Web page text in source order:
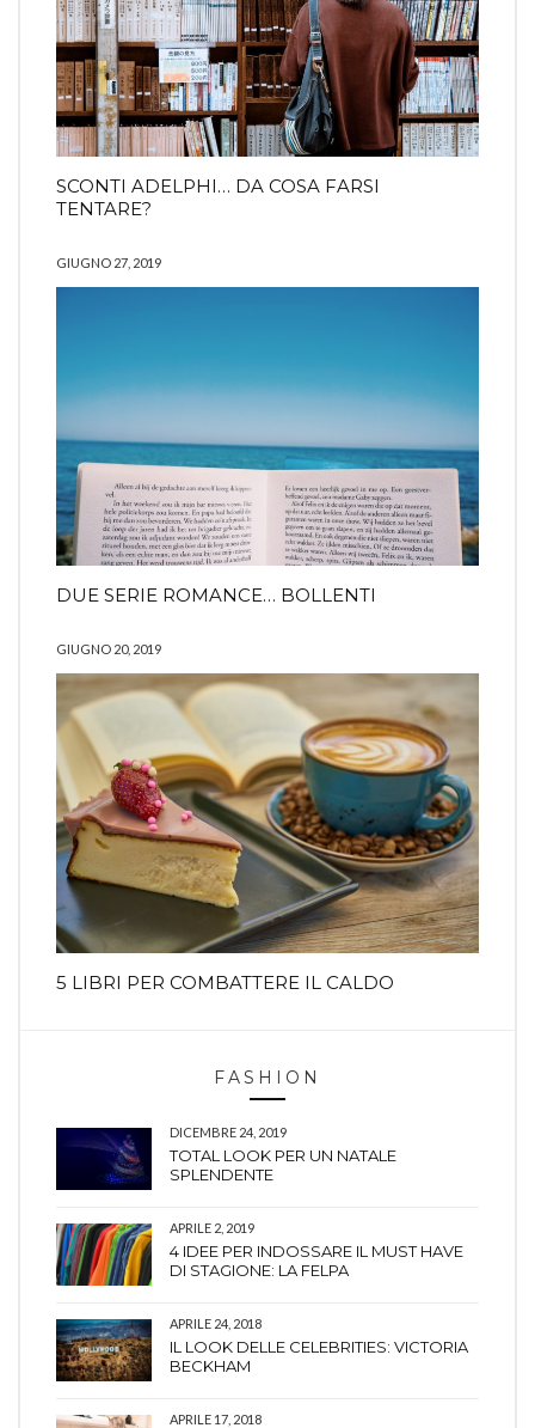
SCONTI ADELPHI… DA COSA FARSI
TENTARE?
GIUGNO 27, 2019
DUE SERIE ROMANCE… BOLLENTI
GIUGNO 20, 2019
5 LIBRI PER COMBATTERE IL CALDO
FASHION
DICEMBRE 24, 2019
TOTAL LOOK PER UN NATALE
SPLENDENTE
APRILE 2, 2019
4 IDEE PER INDOSSARE IL MUST HAVE
DI STAGIONE: LA FELPA
APRILE 24, 2018
IL LOOK DELLE CELEBRITIES: VICTORIA
BECKHAM
APRILE 17, 2018